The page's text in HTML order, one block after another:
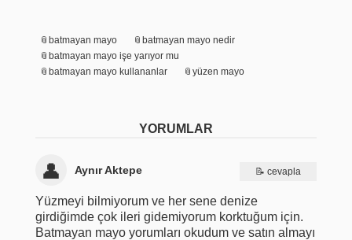
batmayan mayo
batmayan mayo nedir
batmayan mayo işe yarıyor mu
batmayan mayo kullananlar
yüzen mayo
YORUMLAR
Aynır Aktepe
Yüzmeyi bilmiyorum ve her sene denize
girdiğimde çok ileri gidemiyorum korktuğum için.
Batmayan mayo yorumları okudum ve satın almayı
cevapla